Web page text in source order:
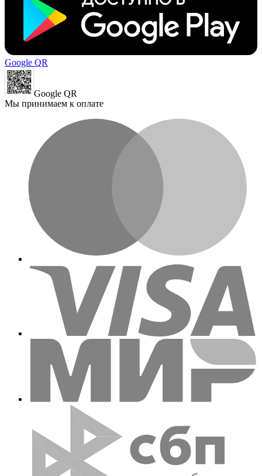
Google QR
Google QR
Мы принимаем к оплате